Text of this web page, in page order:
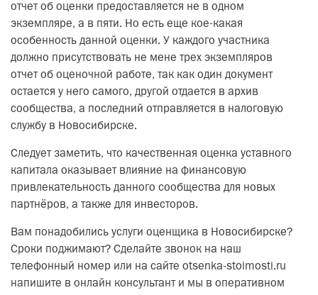
отчет об оценки предоставляется не в одном
экземпляре, а в пяти. Но есть еще кое-какая
особенность данной оценки. У каждого участника
должно присутствовать не мене трех экземпляров
отчет об оценочной работе, так как один документ
остается у него самого, другой отдается в архив
сообщества, а последний отправляется в налоговую
службу в Новосибирске.
Следует заметить, что качественная оценка уставного
капитала оказывает влияние на финансовую
привлекательность данного сообщества для новых
партнёров, а также для инвесторов.
Вам понадобились услуги оценщика в Новосибирске?
Сроки поджимают? Сделайте звонок на наш
телефонный номер или на сайте otsenka-stoimosti.ru
напишите в онлайн консультант и мы в оперативном